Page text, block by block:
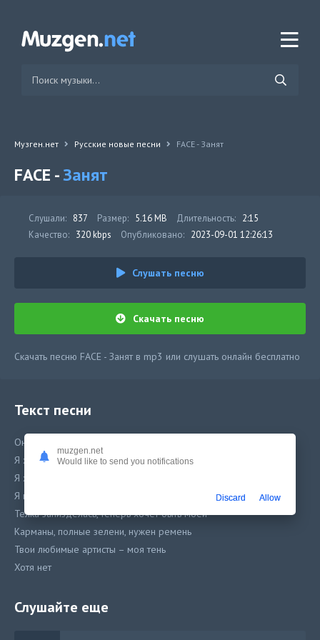
Музген.нет Русские новые песни FACE - Занят
FACE -Занят
Слушали: 837 Размер: 5.16 MB Длительность: 2:15
Качество: 320 kbps Опубликовано: 2023-09-01 12:26:13
Слушать песню
Скачать песню
Скачать песню FACE - Занят в mp3 или слушать онлайн бесплатно
Текст песни
Она хочет ко мне в гости – я сегодня занят
Я хочу поднять кэш – это мое задание
Я хочу поднять кэш, это мания
Я выстою, научился делать это в храме
Телка запизделась, теперь хочет быть моей
Карманы, полные зелени, нужен ремень
Твои любимые артисты – моя тень
Хотя нет
Слушайте еще
muzgen.net
Would like to send you notifications
Discard Allow